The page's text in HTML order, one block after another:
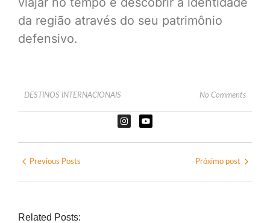
da região através do seu patrimônio
defensivo.
DESTINOS INTERNACIONAIS No Comments
Previous Posts Próximo post
Related Posts: